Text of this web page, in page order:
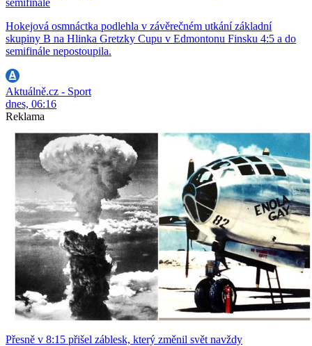
Hokejová osmnáctka podlehla v závěrečném utkání základní
skupiny B na Hlinka Gretzky Cupu v Edmontonu Finsku 4:5 a do
semifinále nepostoupila.
Aktuálně.cz - Sport
dnes, 06:16
Reklama
Přesně v 8:15 přišel záblesk, který změnil svět navždy